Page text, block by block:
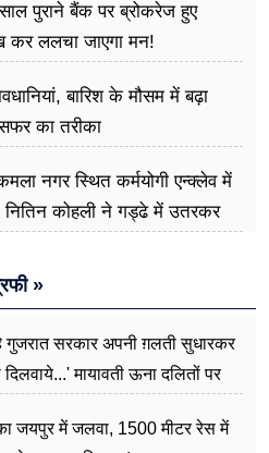
पुराने बैंक पर ब्रोकरेज हुए
कर ललचा जाएगा मन!
बारिश के मौसम में बढ़ा
का तरीका
नगर स्थित कर्मयोगी एन्क्लेव में
कोहली ने गड्ढे में उतरकर
»
गुजरात सरकार अपनी ग़लती सुधारकर
दिलवाये...' मायावती ऊना दलितों पर
जयपुर में जलवा, 1500 मीटर रेस में